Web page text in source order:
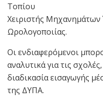
Τοπίου
Χειριστής Μηχανημάτων
Ωρολογοποιίας.
Οι ενδιαφερόμενοι
αναλυτικά για τις
διαδικασία εισαγωγής
της ΔΥΠΑ.